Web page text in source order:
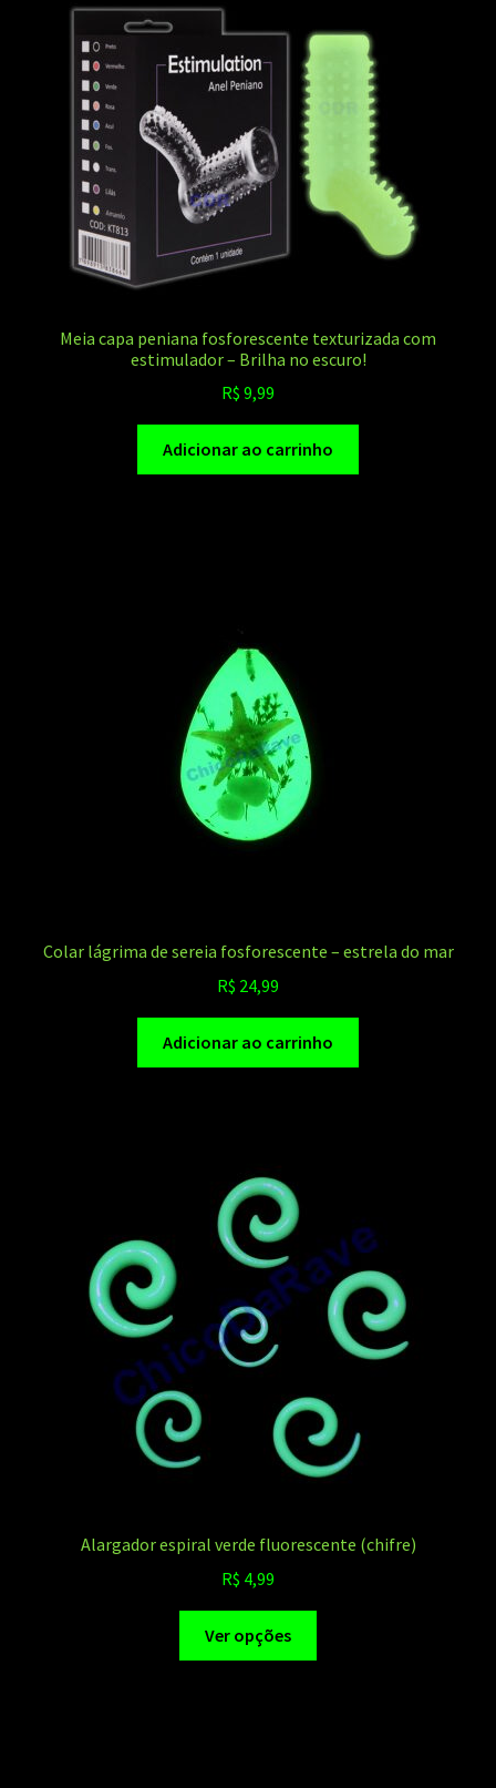
Meia capa peniana fosforescente texturizada com
estimulador – Brilha no escuro!
R$ 9,99
Adicionar ao carrinho
Colar lágrima de sereia fosforescente – estrela do mar
R$ 24,99
Adicionar ao carrinho
Alargador espiral verde fluorescente (chifre)
R$ 4,99
Ver opções